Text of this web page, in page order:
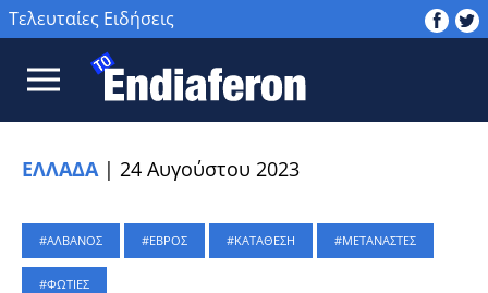
Τελευταίες Ειδήσεις
ΕΛΛΑΔΑ | 24 Αυγούστου 2023
ΑΛΒΑΝΟΣ ΕΒΡΟΣ ΚΑΤΑΘΕΣΗ ΜΕΤΑΝΑΣΤΕΣ
ΦΩΤΙΕΣ